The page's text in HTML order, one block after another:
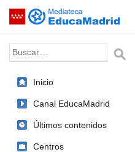
Saltar navegación
Palabra o frase:
Inicio
Canal EducaMadrid
Últimos contenidos
Centros